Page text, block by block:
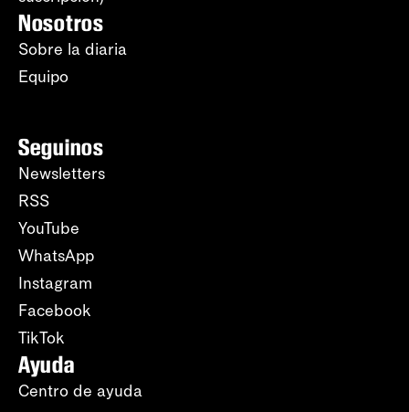
Nosotros
Sobre la diaria
Equipo
Seguinos
Newsletters
RSS
YouTube
WhatsApp
Instagram
Facebook
TikTok
Ayuda
Centro de ayuda